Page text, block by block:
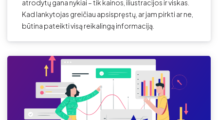
atrodytų gana nykiai – tik kainos, iliustracijos ir viskas.
Kad lankytojas greičiau apsispręstų, ar jam pirkti ar ne,
būtina pateikti visą reikalingą informaciją.